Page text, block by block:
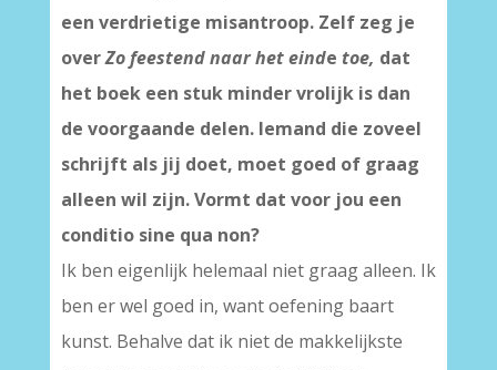
een verdrietige misantroop. Zelf zeg je
overZofeestend naar het einde toe, dat
het boek een stuk minder vrolijk is dan
de voorgaande delen. Iemand die zoveel
schrijft als jij doet, moet goed of graag
alleen wil zijn. Vormt dat voor jou een
conditio sine qua non?
Ik ben eigenlijk helemaal niet graag alleen. Ik
ben er wel goed in, want oefening baart
kunst. Behalve dat ik niet de makkelijkste